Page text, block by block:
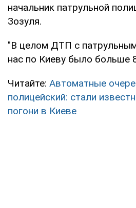
начальник патрульной
Зозуля.
"В целом ДТП с
нас по Киеву было больше
Читайте: Автоматные
полицейский: стали
погони в Киеве